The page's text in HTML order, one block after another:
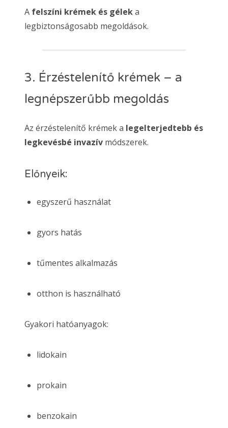
A felszíni krémek és géleka
legbiztonságosabb megoldások.
3. Érzéstelenítő krémek – a
legnépszerűbb megoldás
Az érzéstelenítő krémek a legelterjedtebb és
legkevésbé invazív módszerek.
Előnyeik:
egyszerű használat
gyors hatás
tűmentes alkalmazás
otthon is használható
Gyakori hatóanyagok:
lidokain
prokain
benzokain